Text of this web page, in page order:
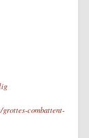
grottes-combattent-